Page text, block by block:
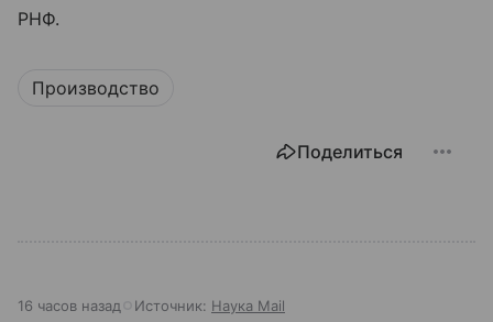
РНФ.
Производство
Поделиться
16 часов назад Источник: Наука Mail